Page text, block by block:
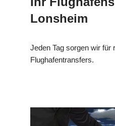
Lonsheim
Jeden Tag sorgen wir für
Flughafentransfers.